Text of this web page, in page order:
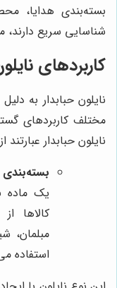
بسته‌بندی هدایا،
شناسایی سریع
کاربردهای
نایلون حبابدار به
مختلف کاربردهای
نایلون حبابدار عبارتند
یک ماده
کالاها
استفاده